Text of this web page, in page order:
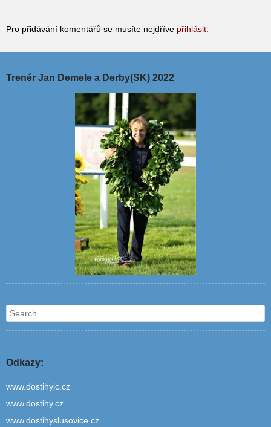
Pro přidávání komentářů se musíte nejdříve přihlásit
Trenér Jan Demele a Derby(SK) 2022
Search
Odkazy:
www.dostihyjc.cz
www.dostihy.cz
www.dostihyslusovice.cz